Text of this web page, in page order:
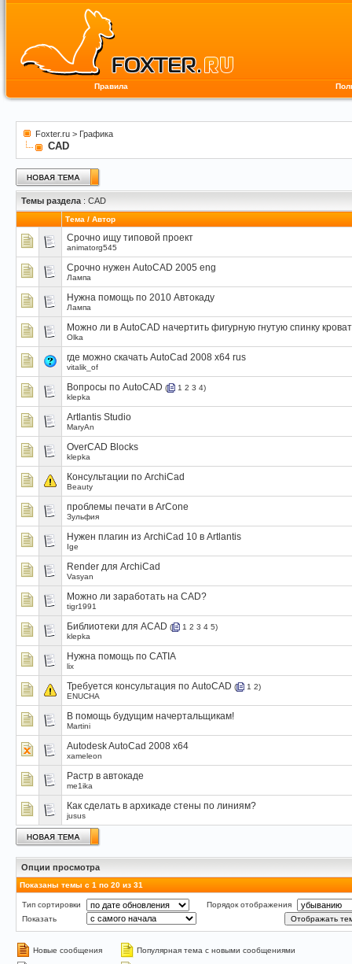
Правила
Foxter.ru > Графика
CAD
Темы раздела : CAD
Тема / Автор
Срочно ищу типовой проект
animatorg545
Срочно нужен AutoCAD 2005 eng
Лампа
Нужна помощь по 2010 Автокаду
Лампа
Можно ли в AutoCAD начертить фигурную гнутую спинку
Olka
где можно скачать AutoCad 2008 x64 rus
vitalik_of
Вопросы по AutoCAD ( 1 2 3 4)
klepka
Artlantis Studio
MaryAn
OverCAD Blocks
klepka
Консультации по ArchiCad
Beauty
проблемы печати в АrConе
Зульфия
Нужен плагин из ArchiCad 10 в Artlantis
Ige
Render для ArchiCad
Vasyan
Можно ли заработать на CAD?
tigr1991
Библиотеки для ACAD ( 1 2 3 4 5)
klepka
Нужна помощь по CATIA
lix
Требуется консультация по AutoCAD ( 1 2)
ENUCHA
В помощь будущим начертальщикам!
Martini
Autodesk AutoCad 2008 x64
xameleon
Растр в автокаде
me1ika
Как сделать в архикаде стены по линиям?
jusus
Опции просмотра
Показаны темы с 1 по 20 из 31
Тип сортировки
Порядок отображения
Показать
Новые сообщения Популярная тема с новыми сообщениями